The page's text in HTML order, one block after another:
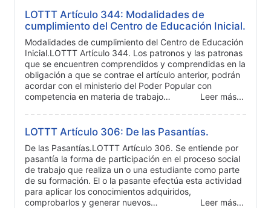
LOTTT Artículo 344: Modalidades de
cumplimiento del Centro de Educación Inicial.
Modalidades de cumplimiento del Centro de Educación
Inicial.LOTTT Artículo 344. Los patronos y las patronas
que se encuentren comprendidos y comprendidas en la
obligación a que se contrae el artículo anterior, podrán
acordar con el ministerio del Poder Popular con
competencia en materia de trabajo…
Leer más...
LOTTT Artículo 306: De las Pasantías.
De las Pasantías.LOTTT Artículo 306. Se entiende por
pasantía la forma de participación en el proceso social
de trabajo que realiza un o una estudiante como parte
de su formación. El o la pasante efectúa esta actividad
para aplicar los conocimientos adquiridos,
comprobarlos y generar nuevos…
Leer más...